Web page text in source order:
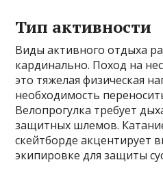
Тип активности
Виды активного отдыха
кардинально. Поход на
это тяжелая физическая
необходимость
Велопрогулка требует
защитных шлемов.
скейтборде акцентирует
экипировке для защиты